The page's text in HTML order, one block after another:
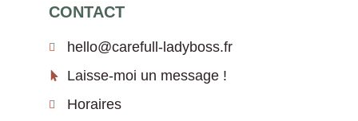
CONTACT
hello@carefull-ladyboss.fr
Laisse-moi un message !
Horaires